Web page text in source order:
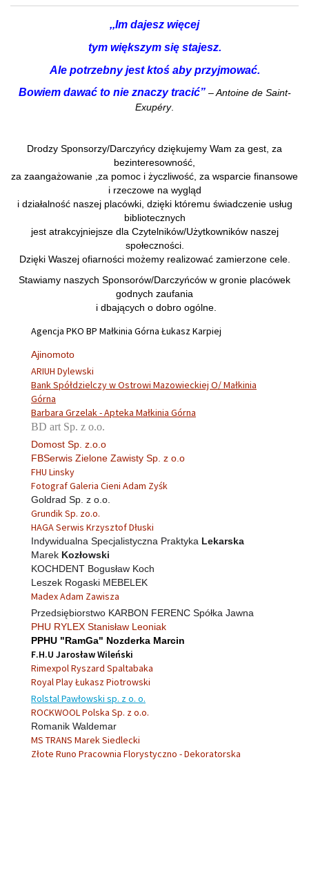
,,Im dajesz więcej
tym większym się stajesz.
Ale potrzebny jest ktoś aby przyjmować.
Bowiem dawać to nie znaczy tracić” – Antoine de Saint-
Exupéry.
Drodzy Sponsorzy/Darczyńcy dziękujemy Wam za gest, za
bezinteresowność,
za zaangażowanie ,za pomoc i życzliwość, za wsparcie finansowe
i rzeczowe na wygląd
i działalność naszej placówki, dzięki któremu świadczenie usług
bibliotecznych
jest atrakcyjniejsze dla Czytelników/Użytkowników naszej
społeczności.
Dzięki Waszej ofiarności możemy realizować zamierzone cele.
Stawiamy naszych Sponsorów/Darczyńców w gronie placówek
godnych zaufania
i dbających o dobro ogólne.
Agencja PKO BP Małkinia Górna Łukasz Karpiej
Ajinomoto
ARIUH Dylewski
Bank Spółdzielczy w Ostrowi Mazowieckiej O/ Małkinia
Górna
Barbara Grzelak - Apteka Małkinia Górna
BD art Sp. z o.o.
Domost Sp. z.o.o
FBSerwis Zielone Zawisty Sp. z o.o
FHU Linsky
Fotograf Galeria Cieni Adam Zyśk
Goldrad Sp. z o.o.
Grundik Sp. zo.o.
HAGA Serwis Krzysztof Dłuski
Indywidualna Specjalistyczna Praktyka Lekarska
Marek Kozłowski
KOCHDENT Bogusław Koch
Leszek Rogaski MEBELEK
Madex Adam Zawisza
Przedsiębiorstwo KARBON FERENC Spółka Jawna
PHU RYLEX Stanisław Leoniak
PPHU "RamGa" Nozderka Marcin
F.H.U Jarosław Wileński
Rimexpol Ryszard Spaltabaka
Royal Play Łukasz Piotrowski
Rolstal Pawłowski sp. z o. o.
ROCKWOOL Polska Sp. z o.o.
Romanik Waldemar
MS TRANS Marek Siedlecki
Złote Runo Pracownia Florystyczno - Dekoratorska